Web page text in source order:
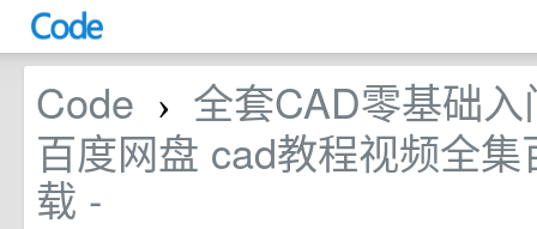
Code › 全套CAD零基础
百度网盘 cad教程视频全
载 -